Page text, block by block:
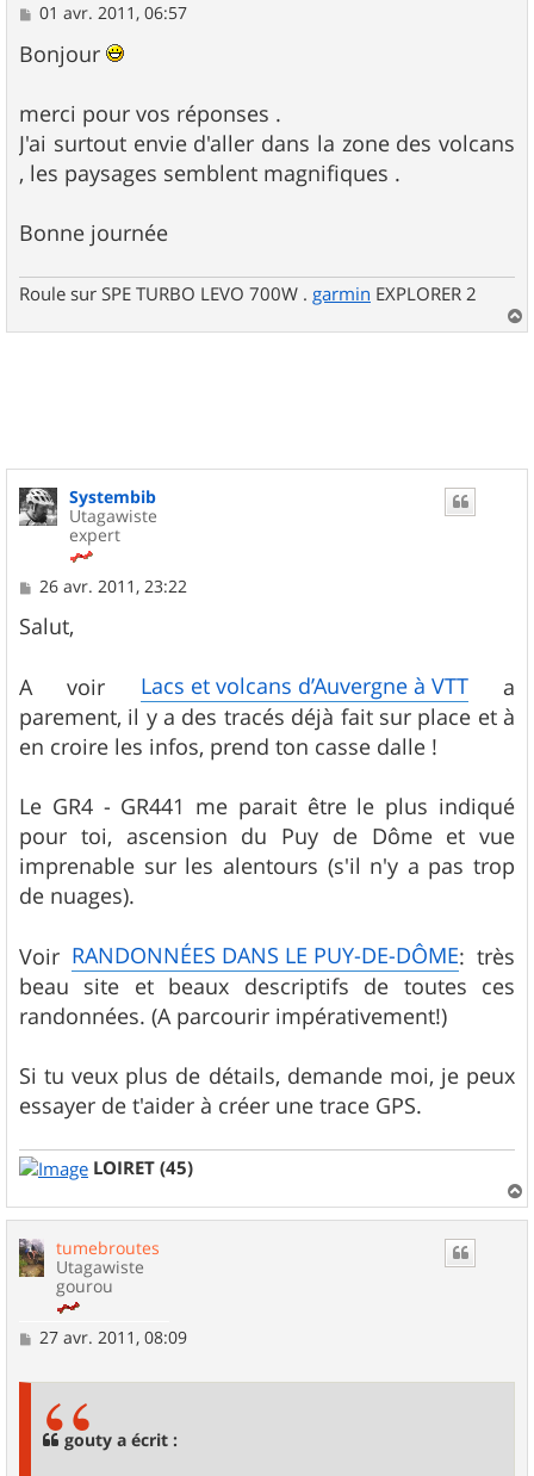
M
s
s
g
e
01 avr. 2011, 06:57
Bonjour
merci pour vos réponses .
J'ai surtout envie d'aller dans la zone des volcans
, les paysages semblent magnifiques .
Bonne journée
Roule sur SPE TURBO LEVO 700W . garmin EXPLORER 2
a
Systembib
Utagawiste
expert
M
s
s
e
26 avr. 2011, 23:22
Salut,
A voir Lacs et volcans d’Auvergne à VTTa
parement, il y a des tracés déjà fait sur place et à
en croire les infos, prend ton casse dalle !
Le GR4 - GR441 me parait être le plus indiqué
pour toi, ascension du Puy de Dôme et vue
imprenable sur les alentours (s'il n'y a pas trop
de nuages).
Voir RANDONNÉES DANS LE PUY-DE-DÔME: très
beau site et beaux descriptifs de toutes ces
randonnées. (A parcourir impérativement!)
Si tu veux plus de détails, demande moi, je peux
essayer de t'aider à créer une trace GPS.
LOIRET (45)
a
tumebroutes
Utagawiste
gourou
M
27 avr. 2011, 08:09
gouty a écrit :